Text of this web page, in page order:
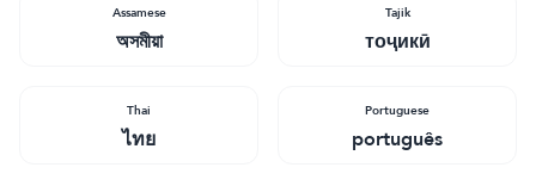
Assamese
অসমীয়া
Tajik
тоҷикӣ
Thai
ไทย
Portuguese
português